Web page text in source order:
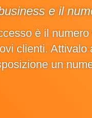
e il
è il
clienti.
un